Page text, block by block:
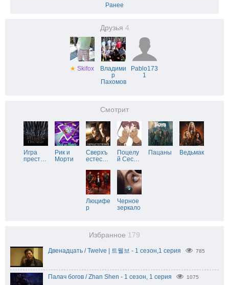
Ранее
Друзья 4
★ Skifox
Владими
р
Пахомов
Pablo173
1
Смотрит
Игра
прест…
Рик и
Морти
Сверхъ
естес…
Поцелу
й Сес…
Пацаны Ведьмак
Люцифе
р
Черное
зеркало
Избранное 179
Двенадцать / Twelve | 트웰브 - 1 сезон,1 серия 785
Палач богов / Zhan Shen - 1 сезон, 1 серия 1075